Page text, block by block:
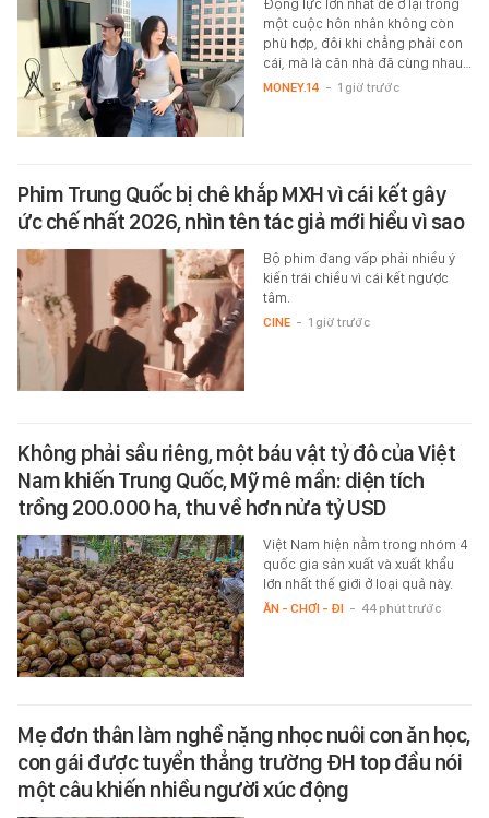
Động lực lớn nhất để ở lại trong
một cuộc hôn nhân không còn
phù hợp, đôi khi chẳng phải con
cái, mà là căn nhà đã cùng nhau…
MONEY.14 - 1 giờ trước
Phim Trung Quốc bị chê khắp MXH vì cái kết gây
ức chế nhất 2026, nhìn tên tác giả mới hiểu vì sao
Bộ phim đang vấp phải nhiều ý
kiến trái chiều vì cái kết ngược
tâm.
CINE - 1 giờ trước
Không phải sầu riêng, một báu vật tỷ đô của Việt
Nam khiến Trung Quốc, Mỹ mê mẩn: diện tích
trồng 200.000 ha, thu về hơn nửa tỷ USD
Việt Nam hiện nằm trong nhóm 4
quốc gia sản xuất và xuất khẩu
lớn nhất thế giới ở loại quả này.
ĂN - CHƠI - ĐI - 44 phút trước
Mẹ đơn thân làm nghề nặng nhọc nuôi con ăn học,
con gái được tuyển thẳng trường ĐH top đầu nói
một câu khiến nhiều người xúc động